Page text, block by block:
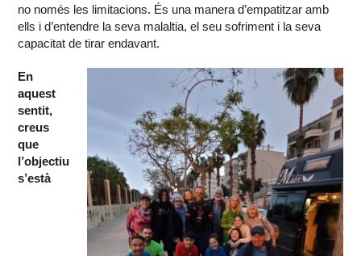
no només les limitacions. És una manera d’empatitzar amb
ells i d’entendre la seva malaltia, el seu sofriment i la seva
capacitat de tirar endavant.
En
aquest
sentit,
creus
que
l’objectiu
s’està